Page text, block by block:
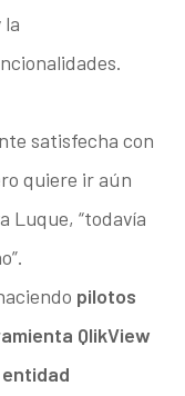
la
satisfecha con
quiere ir aún
Luque, “todavía
pilotos
QlikView